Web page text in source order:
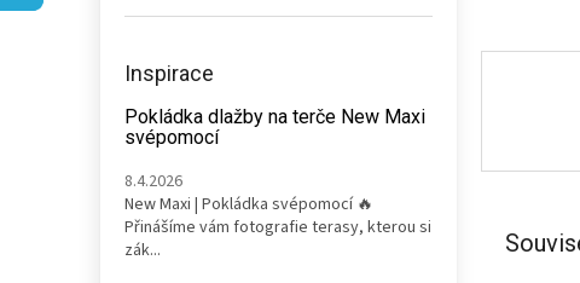
Inspirace
Pokládka dlažby na terče New Maxi
svépomocí
8.4.2026
New Maxi | Pokládka svépomocí 🔥
Přinášíme vám fotografie terasy, kterou si
zák...